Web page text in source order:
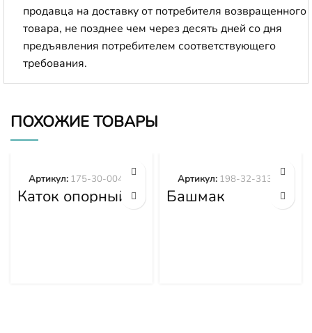
продавца на доставку от потребителя возвращенного
товара, не позднее чем через десять дней со дня
предъявления потребителем соответствующего
требования.
ПОХОЖИЕ ТОВАРЫ
Каток опорный
двубортный 175-
Артикул: 175-30-00492
Башмак
гусеницы 198-
Артикул: 198-32-31373